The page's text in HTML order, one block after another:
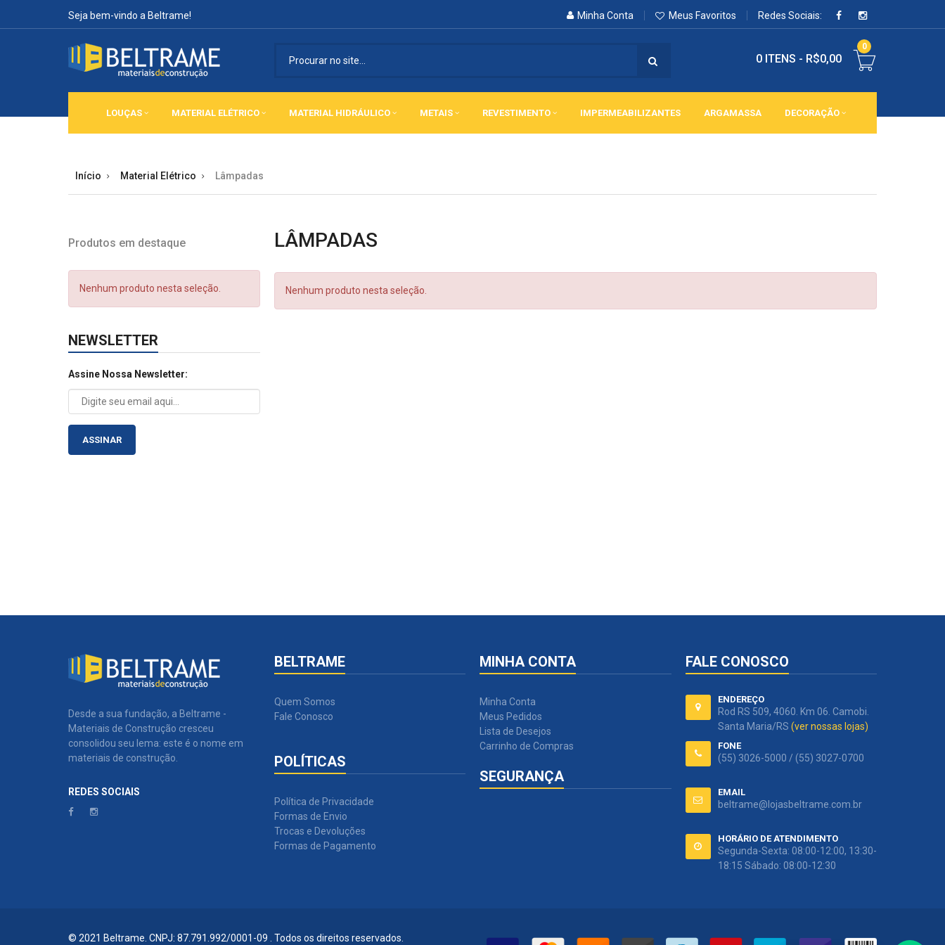
Seja bem-vindo a Beltrame! Redes Sociais:
Meus Favoritos
Minha Conta
0
0 ITENS - R$0,00
LOUÇAS MATERIAL ELÉTRICO MATERIAL HIDRÁULICO METAIS REVESTIMENTO IMPERMEABILIZANTES ARGAMASSA DECORAÇÃO
Início Material Elétrico Lâmpadas
Produtos em destaque
Nenhum produto nesta seleção.
NEWSLETTER
Assine Nossa Newsletter:
ASSINAR
LÂMPADAS
Nenhum produto nesta seleção.
Desde a sua fundação, a Beltrame -
Materiais de Construção cresceu
consolidou seu lema: este é o nome em
materiais de construção.
REDES SOCIAIS
BELTRAME
Quem Somos
Fale Conosco
POLÍTICAS
Política de Privacidade
Formas de Envio
Trocas e Devoluções
Formas de Pagamento
MINHA CONTA
Minha Conta
Meus Pedidos
Lista de Desejos
Carrinho de Compras
SEGURANÇA
FALE CONOSCO
ENDEREÇO
Rod RS 509, 4060. Km 06. Camobi.
Santa Maria/RS (ver nossas lojas)
FONE
(55) 3026-5000 / (55) 3027-0700
EMAIL
beltrame@lojasbeltrame.com.br
HORÁRIO DE ATENDIMENTO
Segunda-Sexta: 08:00-12:00, 13:30-
18:15 Sábado: 08:00-12:30
© 2021 Beltrame. CNPJ: 87.791.992/0001-09 . Todos os direitos reservados.